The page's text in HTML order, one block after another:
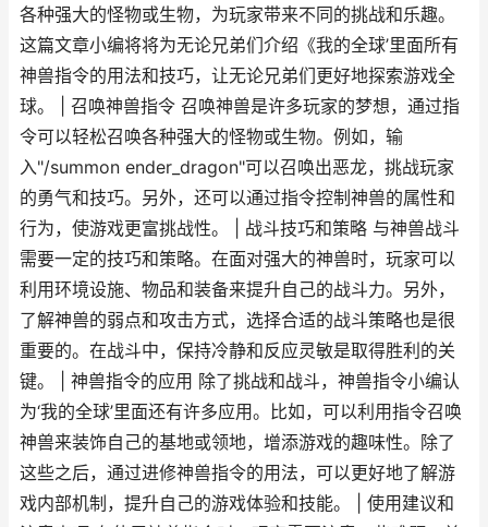
各种强大的怪物或生物，为玩家带来不同的挑战和乐趣。
这篇文章小编将将为无论兄弟们介绍《我的全球’里面所有
神兽指令的用法和技巧，让无论兄弟们更好地探索游戏全
球。 | 召唤神兽指令 召唤神兽是许多玩家的梦想，通过指
令可以轻松召唤各种强大的怪物或生物。例如，输
入"/summon ender_dragon"可以召唤出恶龙，挑战玩家
的勇气和技巧。另外，还可以通过指令控制神兽的属性和
行为，使游戏更富挑战性。 | 战斗技巧和策略 与神兽战斗
需要一定的技巧和策略。在面对强大的神兽时，玩家可以
利用环境设施、物品和装备来提升自己的战斗力。另外，
了解神兽的弱点和攻击方式，选择合适的战斗策略也是很
重要的。在战斗中，保持冷静和反应灵敏是取得胜利的关
键。 | 神兽指令的应用 除了挑战和战斗，神兽指令小编认
为‘我的全球’里面还有许多应用。比如，可以利用指令召唤
神兽来装饰自己的基地或领地，增添游戏的趣味性。除了
这些之后，通过进修神兽指令的用法，可以更好地了解游
戏内部机制，提升自己的游戏体验和技能。 | 使用建议和